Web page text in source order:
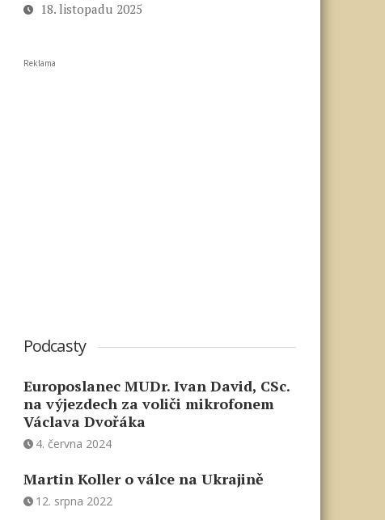
18. listopadu 2025
Reklama
Podcasty
Europoslanec MUDr. Ivan David, CSc.
na výjezdech za voliči mikrofonem
Václava Dvořáka
4. června 2024
Martin Koller o válce na Ukrajině
12. srpna 2022